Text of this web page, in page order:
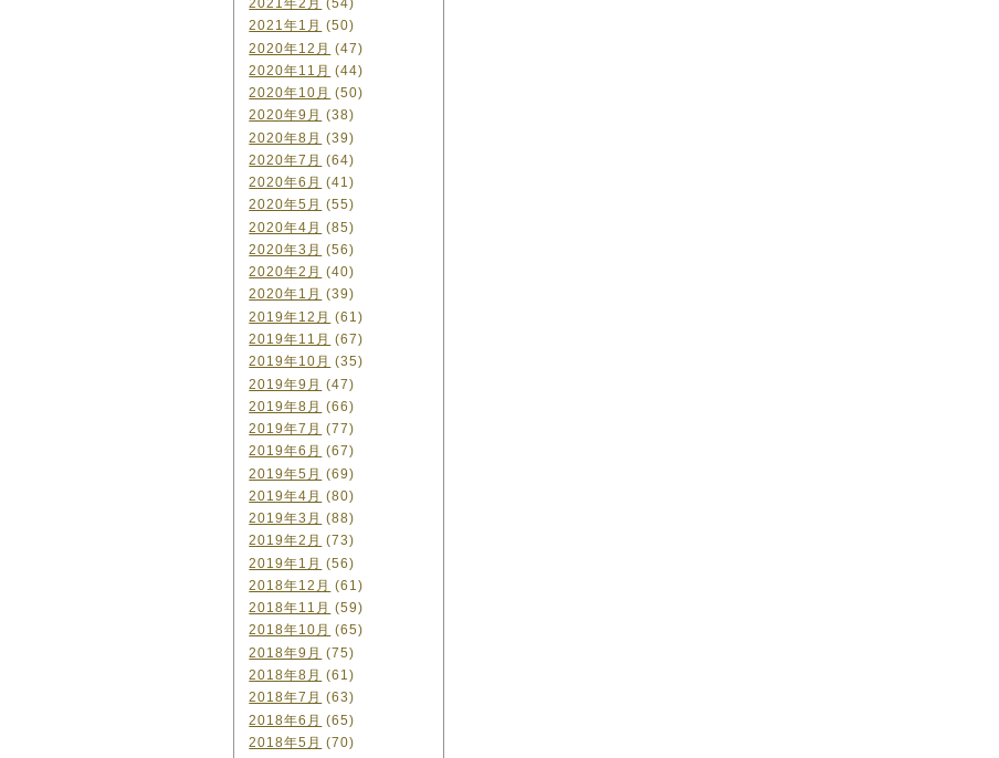
2021年2月 (54)
2021年1月 (50)
2020年12月 (47)
2020年11月 (44)
2020年10月 (50)
2020年9月 (38)
2020年8月 (39)
2020年7月 (64)
2020年6月 (41)
2020年5月 (55)
2020年4月 (85)
2020年3月 (56)
2020年2月 (40)
2020年1月 (39)
2019年12月 (61)
2019年11月 (67)
2019年10月 (35)
2019年9月 (47)
2019年8月 (66)
2019年7月 (77)
2019年6月 (67)
2019年5月 (69)
2019年4月 (80)
2019年3月 (88)
2019年2月 (73)
2019年1月 (56)
2018年12月 (61)
2018年11月 (59)
2018年10月 (65)
2018年9月 (75)
2018年8月 (61)
2018年7月 (63)
2018年6月 (65)
2018年5月 (70)